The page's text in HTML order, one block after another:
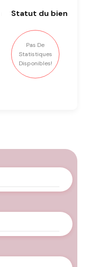
Statut du bien
Pas De
Statistiques
Disponibles!